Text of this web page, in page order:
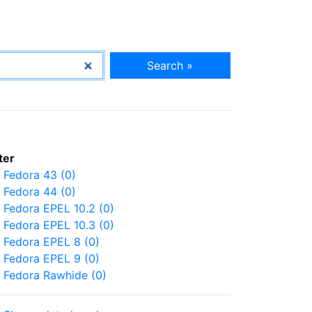
Search »
Fedora 43 (0)
Fedora 44 (0)
Fedora EPEL 10.2 (0)
Fedora EPEL 10.3 (0)
Fedora EPEL 8 (0)
Fedora EPEL 9 (0)
Fedora Rawhide (0)